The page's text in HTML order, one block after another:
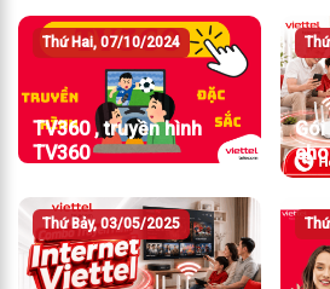
Thứ Hai, 07/10/2024
TV360 , truyền hình
TV360
Thứ Bảy, 03/05/2025